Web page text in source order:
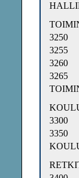
3250
3255
3260
3265
3300
3350